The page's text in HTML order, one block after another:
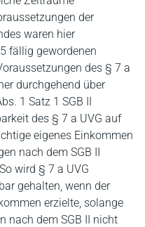
der
waren hier
fällig gewordenen
des § 7 a
durchgehend über
1 Satz 1 SGB II
des § 7 a UVG auf
eigenes Einkommen
nach dem SGB II
wird § 7 a UVG
gehalten, wenn der
erzielte, solange
nach dem SGB II nicht